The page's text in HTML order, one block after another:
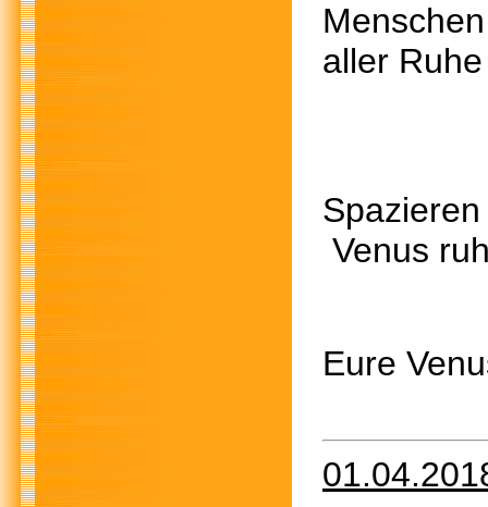
aller
Venus
Eure